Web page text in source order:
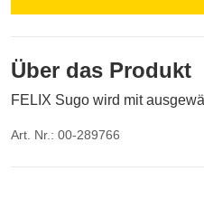
Über das Produkt
FELIX Sugo wird mit
Art. Nr.: 00-289766